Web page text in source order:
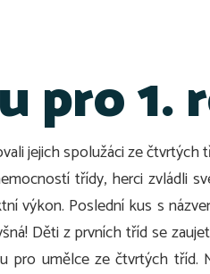
pro 1.
jejich spolužáci ze čtvrtých
třídy, herci zvládli
výkon. Poslední kus s
Děti z prvních tříd se
pro umělce ze čtvrtých tříd.